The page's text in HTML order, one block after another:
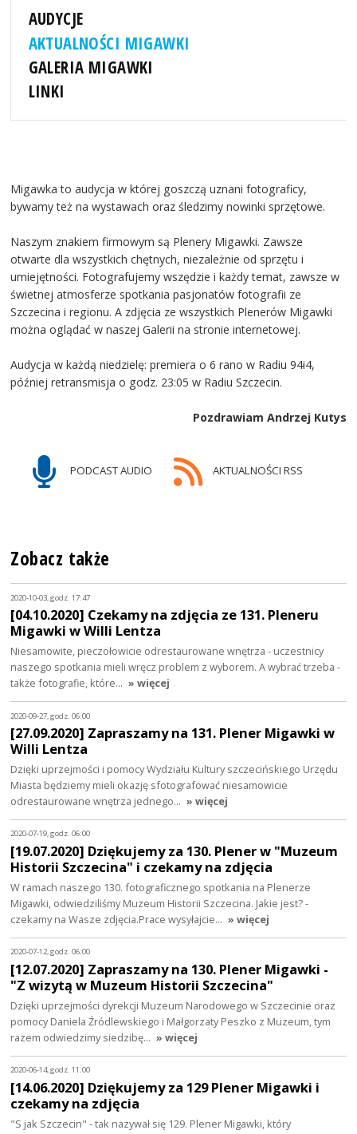
AUDYCJE
AKTUALNOŚCI MIGAWKI
GALERIA MIGAWKI
LINKI
Migawka to audycja w której goszczą uznani fotograficy,
bywamy też na wystawach oraz śledzimy nowinki sprzętowe.
Naszym znakiem firmowym są Plenery Migawki. Zawsze
otwarte dla wszystkich chętnych, niezależnie od sprzętu i
umiejętności. Fotografujemy wszędzie i każdy temat, zawsze w
świetnej atmosferze spotkania pasjonatów fotografii ze
Szczecina i regionu. A zdjęcia ze wszystkich Plenerów Migawki
można oglądać w naszej Galerii na stronie internetowej.
Audycja w każdą niedzielę: premiera o 6 rano w Radiu 94i4,
później retransmisja o godz. 23:05 w Radiu Szczecin.
Pozdrawiam Andrzej Kutys
PODCAST AUDIO AKTUALNOŚCI RSS
Zobacz także
2020-10-03, godz. 17:47
[04.10.2020] Czekamy na zdjęcia ze 131. Pleneru
Migawki w Willi Lentza
Niesamowite, pieczołowicie odrestaurowane wnętrza - uczestnicy
naszego spotkania mieli wręcz problem z wyborem. A wybrać trzeba -
także fotografie, które… » więcej
2020-09-27, godz. 06:00
[27.09.2020] Zapraszamy na 131. Plener Migawki w
Willi Lentza
Dzięki uprzejmości i pomocy Wydziału Kultury szczecińskiego Urzędu
Miasta będziemy mieli okazję sfotografować niesamowicie
odrestaurowane wnętrza jednego… » więcej
2020-07-19, godz. 06:00
[19.07.2020] Dziękujemy za 130. Plener w "Muzeum
Historii Szczecina" i czekamy na zdjęcia
W ramach naszego 130. fotograficznego spotkania na Plenerze
Migawki, odwiedziliśmy Muzeum Historii Szczecina. Jakie jest? -
czekamy na Wasze zdjęcia.Prace wysyłajcie… » więcej
2020-07-12, godz. 06:00
[12.07.2020] Zapraszamy na 130. Plener Migawki -
"Z wizytą w Muzeum Historii Szczecina"
Dzięki uprzejmości dyrekcji Muzeum Narodowego w Szczecinie oraz
pomocy Daniela Źródlewskiego i Małgorzaty Peszko z Muzeum, tym
razem odwiedzimy siedzibę… » więcej
2020-06-14, godz. 11:00
[14.06.2020] Dziękujemy za 129 Plener Migawki i
czekamy na zdjęcia
"S jak Szczecin" - tak nazywał się 129. Plener Migawki, który